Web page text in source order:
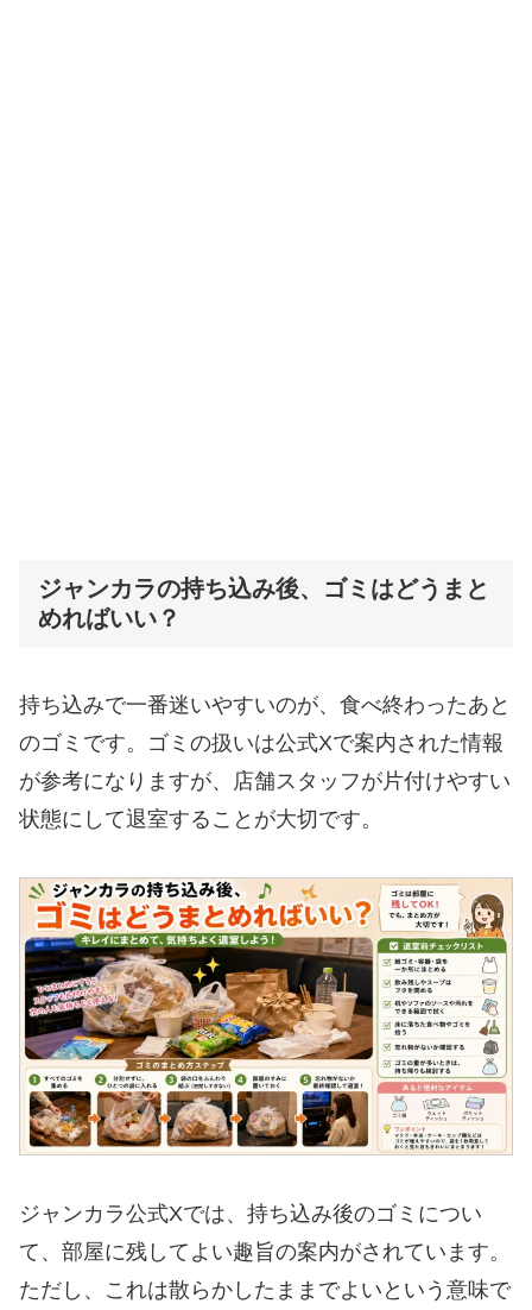
ジャンカラの持ち込み後、ゴミはどうまと
めればいい？
持ち込みで一番迷いやすいのが、食べ終わったあと
のゴミです。ゴミの扱いは公式Xで案内された情報
が参考になりますが、店舗スタッフが片付けやすい
状態にして退室することが大切です。
ジャンカラ公式Xでは、持ち込み後のゴミについ
て、部屋に残してよい趣旨の案内がされています。
ただし、これは散らかしたままでよいという意味で